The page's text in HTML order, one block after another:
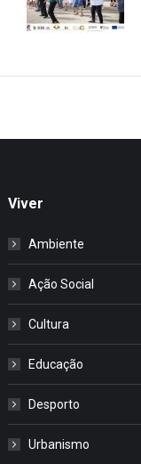
Viver
Ambiente
Ação Social
Cultura
Educação
Desporto
Urbanismo